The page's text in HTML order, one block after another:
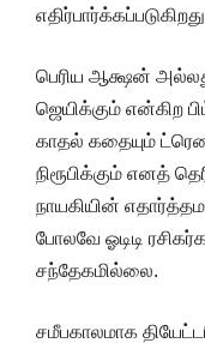
பெரிய ஆக்ஷன் அல்லது
ஜெயிக்கும் என்கிற
காதல் கதையும்
நிரூபிக்கும் எனத்
நாயகியின்
போலவே ஓடிடி
சந்தேகமில்லை.
சமீபகாலமாக